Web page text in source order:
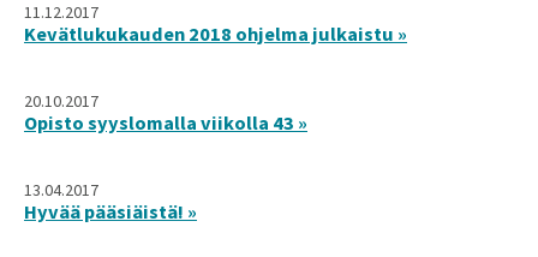
11.12.2017
Kevätlukukauden 2018 ohjelma julkaistu »
20.10.2017
Opisto syyslomalla viikolla 43 »
13.04.2017
Hyvää pääsiäistä! »